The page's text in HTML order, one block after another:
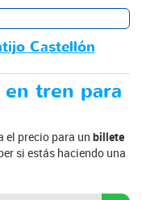
Castellón
tren para
el precio para un billete
si estás haciendo una